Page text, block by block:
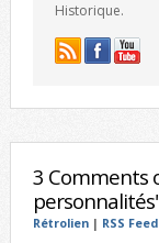
Historique.
3 Comments
Rétrolien| RSS Feed